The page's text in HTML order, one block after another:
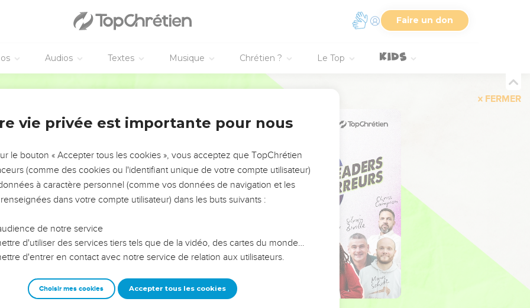
Faire un don
Audios Textes Musique Chrétien ? Le Top
FERMER
LES VOTRES ?
leur impact, leur foi ou leur vision. Mais on voit
qu'ils ont traversés, alors même que ce sont
et responsables reviennent sur les erreurs
avec plus de sagesse afin que leurs erreurs
ministère, une équipe, un groupe ou une famille,
vie privée est importante pour nous
le bouton « Accepter tous les cookies », vous acceptez que TopChrétien
(comme des cookies ou l'identifiant unique de votre compte utilisateur)
à caractère personnel (comme vos données de navigation et les
dans votre compte utilisateur) dans les buts suivants :
de notre service
d'utiliser des services tiers tels que de la vidéo, des cartes du monde…
d'entrer en contact avec notre service de relation aux utilisateurs.
Choisir mes cookies Accepter tous les cookies